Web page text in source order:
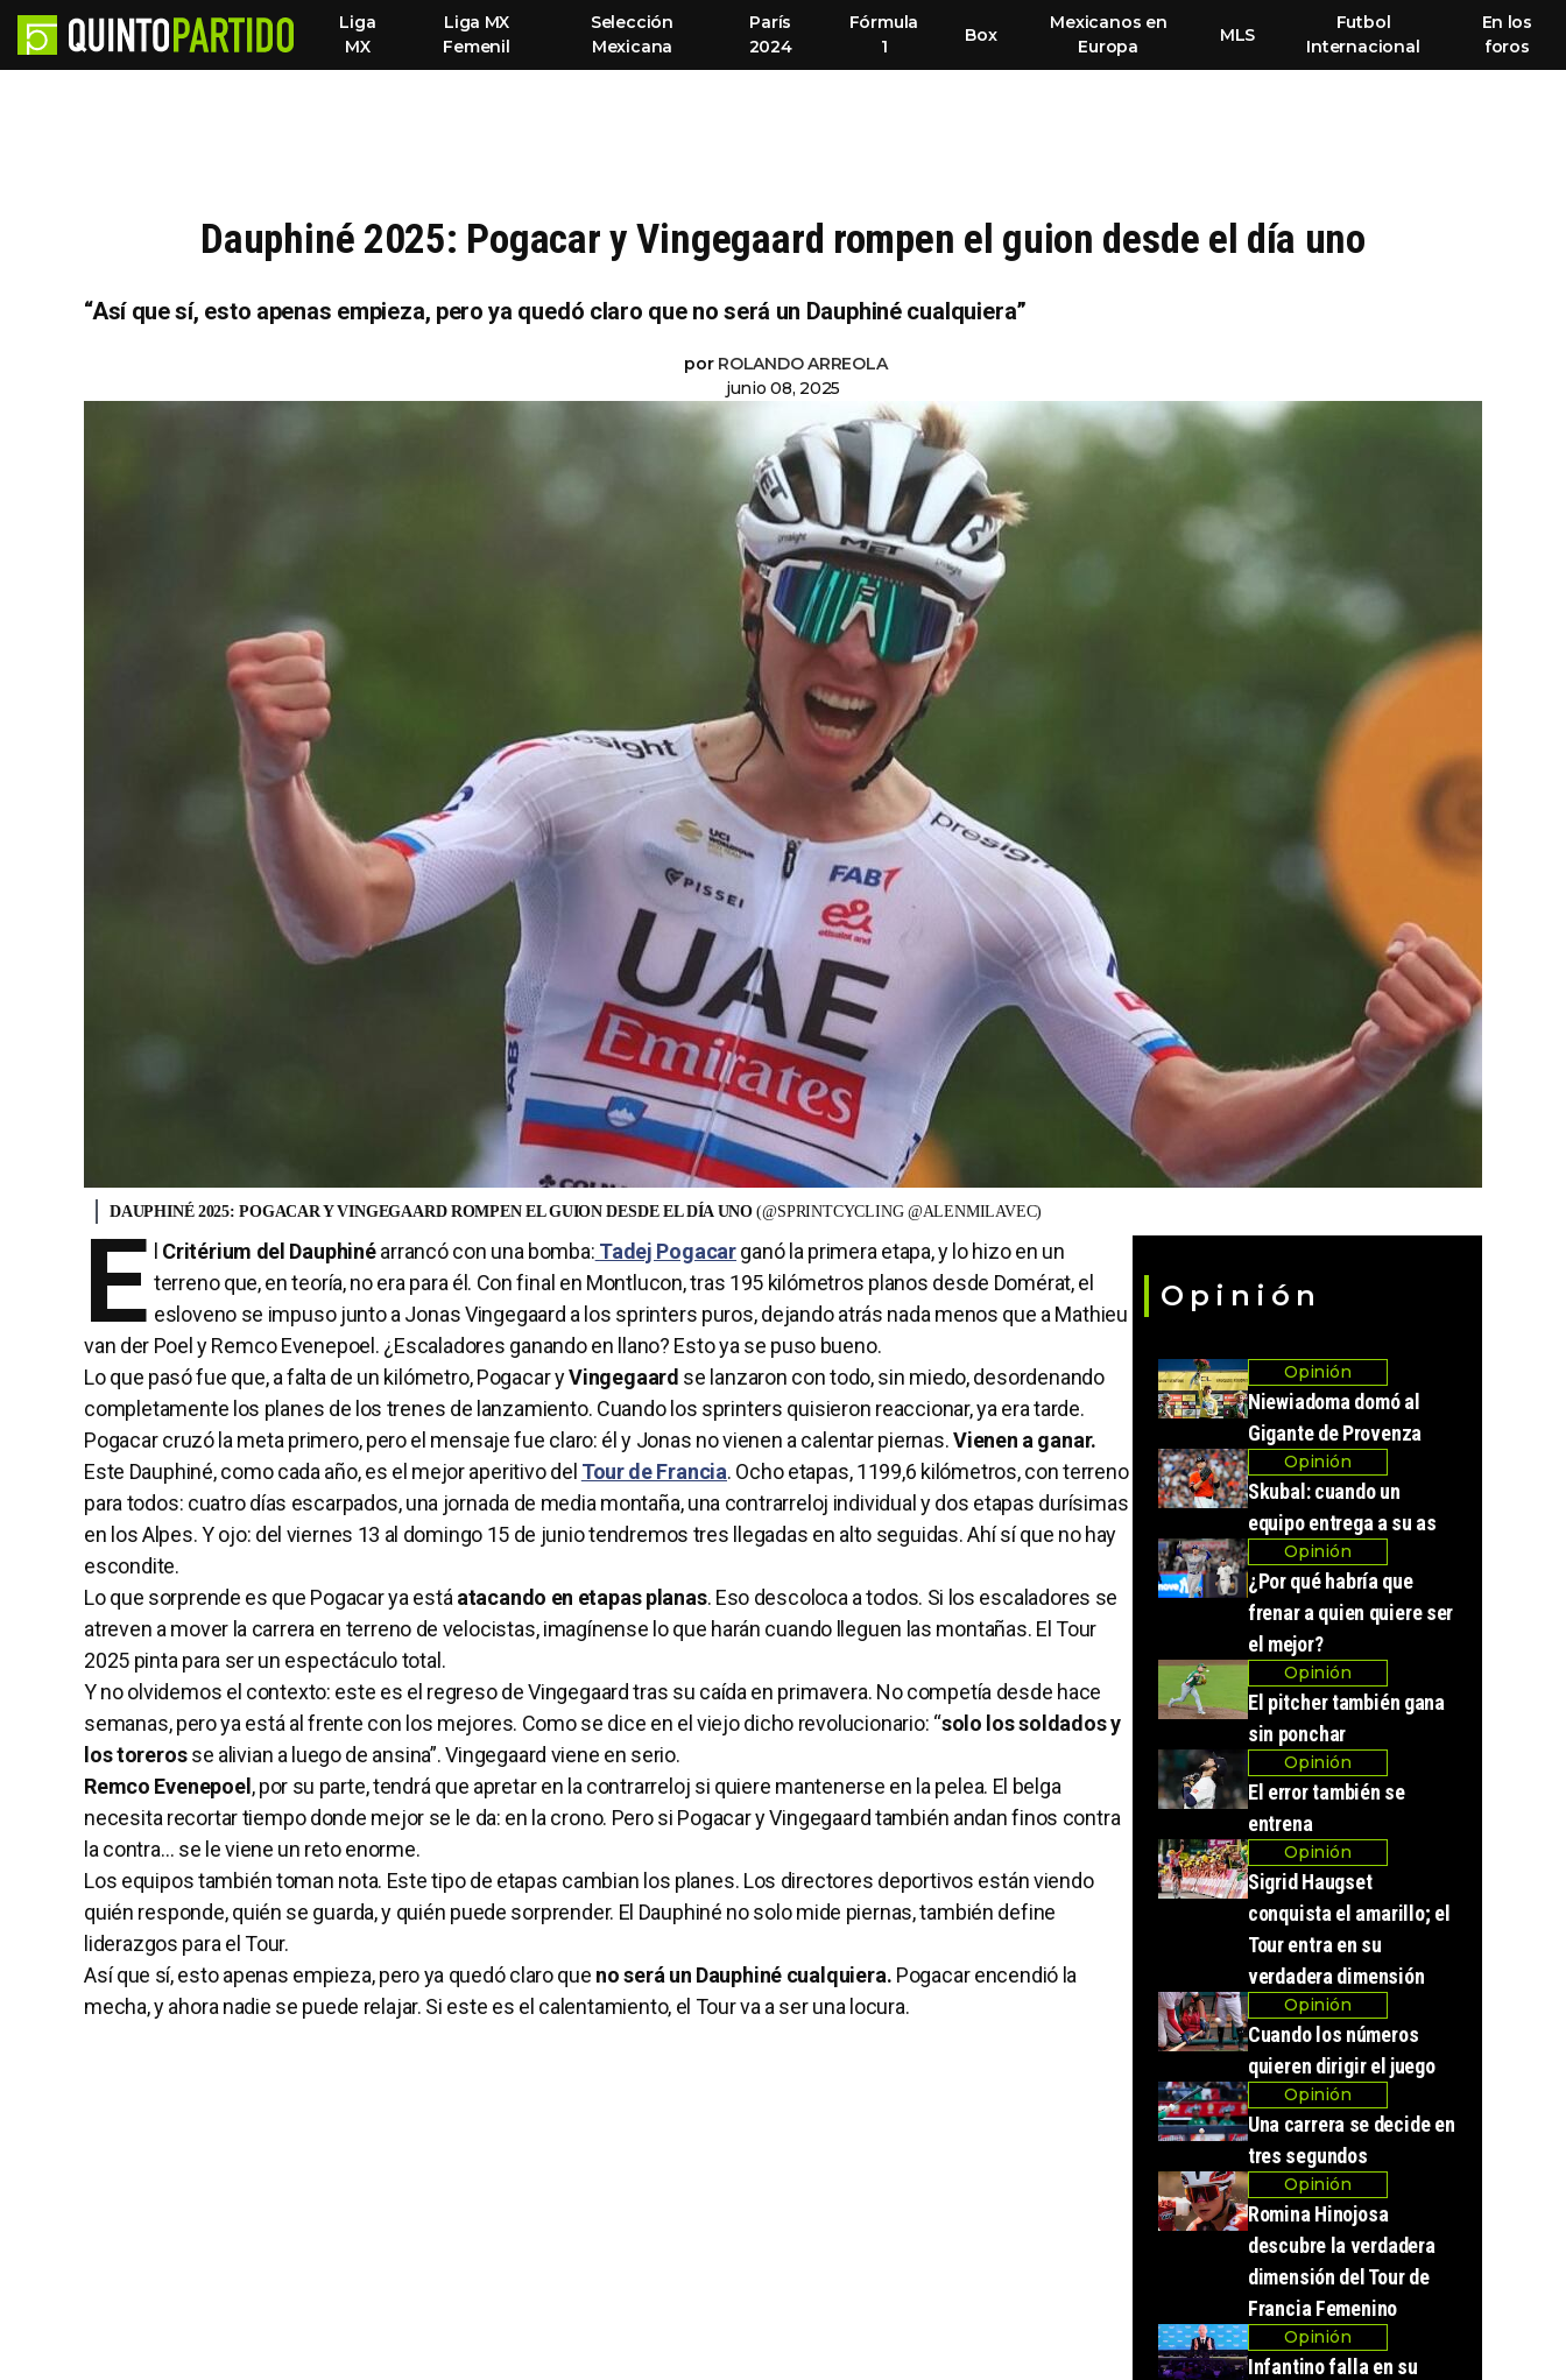
Liga
MX
Liga MX
Femenil
Selección
Mexicana
París
2024
Fórmula
1
Box
Mexicanos en
Europa
MLS
Futbol
Internacional
En los
foros
Dauphiné 2025: Pogacar y Vingegaard rompen el guion desde el día uno
“Así que sí, esto apenas empieza, pero ya quedó claro que no será un Dauphiné cualquiera”
por ROLANDO ARREOLA
junio 08, 2025
DAUPHINÉ 2025: POGACAR Y VINGEGAARD ROMPEN EL GUION DESDE EL DÍA UNO(@SPRINTCYCLING @ALENMILAVEC)
E Critérium del Dauphinéarrancó con una bomba: Tadej Pogacarganó la primera etapa, y lo hizo en un
terreno que, en teoría, no era para él. Con final en Montlucon, tras 195 kilómetros planos desde Domérat, el
esloveno se impuso junto a Jonas Vingegaard a los sprinters puros, dejando atrás nada menos que a Mathieu
van der Poel y Remco Evenepoel. ¿Escaladores ganando en llano? Esto ya se puso bueno.
Lo que pasó fue que, a falta de un kilómetro, Pogacar yVingegaard se lanzaron con todo, sin miedo, desordenando
completamente los planes de los trenes de lanzamiento. Cuando los sprinters quisieron reaccionar, ya era tarde.
Pogacar cruzó la meta primero, pero el mensaje fue claro: él y Jonas no vienen a calentar piernas.Vienen a ganar.
Este Dauphiné, como cada año, es el mejor aperitivo del Tour de Francia. Ocho etapas, 1199,6 kilómetros, con terreno
para todos: cuatro días escarpados, una jornada de media montaña, una contrarreloj individual y dos etapas durísimas
en los Alpes. Y ojo: del viernes 13 al domingo 15 de junio tendremos tres llegadas en alto seguidas. Ahí sí que no hay
escondite.
Lo que sorprende es que Pogacar ya está atacando en etapas planas. Eso descoloca a todos. Si los escaladores se
atreven a mover la carrera en terreno de velocistas, imagínense lo que harán cuando lleguen las montañas. El Tour
2025 pinta para ser un espectáculo total.
Y no olvidemos el contexto: este es el regreso de Vingegaard tras su caída en primavera. No competía desde hace
semanas, pero ya está al frente con los mejores. Como se dice en el viejo dicho revolucionario: “solo los soldados y
los torerosse alivian a luego de ansina”. Vingegaard viene en serio.
Remco Evenepoel , por su parte, tendrá que apretar en la contrarreloj si quiere mantenerse en la pelea. El belga
necesita recortar tiempo donde mejor se le da: en la crono. Pero si Pogacar y Vingegaard también andan finos contra
la contra… se le viene un reto enorme.
Los equipos también toman nota. Este tipo de etapas cambian los planes. Los directores deportivos están viendo
quién responde, quién se guarda, y quién puede sorprender. El Dauphiné no solo mide piernas, también define
liderazgos para el Tour.
Así que sí, esto apenas empieza, pero ya quedó claro que no será un Dauphiné cualquiera. Pogacar encendió la
mecha, y ahora nadie se puede relajar. Si este es el calentamiento, el Tour va a ser una locura.
Opinión
Opinión
Niewiadoma domó al
Gigante de Provenza
Opinión
Skubal: cuando un
equipo entrega a su as
Opinión
¿Por qué habría que
frenar a quien quiere ser
el mejor?
Opinión
El pitcher también gana
sin ponchar
Opinión
El error también se
entrena
Opinión
Sigrid Haugset
conquista el amarillo; el
Tour entra en su
verdadera dimensión
Opinión
Cuando los números
quieren dirigir el juego
Opinión
Una carrera se decide en
tres segundos
Opinión
Romina Hinojosa
descubre la verdadera
dimensión del Tour de
Francia Femenino
Opinión
Infantino falla en su